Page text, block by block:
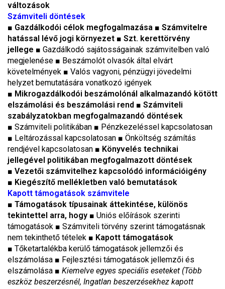
változások
Számviteli döntések
■ Gazdálkodói célok megfogalmazása ■ Számvitelre
hatással lévő jogi környezet ■ Szt. kerettörvény
jellege ■ Gazdálkodó sajátosságainak számvitelben való
megjelenése ■ Beszámolót olvasók által elvárt
követelmények ■ Valós vagyoni, pénzügyi jövedelmi
helyzet bemutatására vonatkozó igények
■ Mikrogazdálkodói beszámolónál alkalmazandó kötött
elszámolási és beszámolási rend ■ Számviteli
szabályzatokban megfogalmazandó döntések
■ Számviteli politikában ■ Pénzkezeléssel kapcsolatosan
■ Leltározással kapcsolatosan ■ Önköltség számítás
rendjével kapcsolatosan ■ Könyvelés technikai
jellegével politikában megfogalmazott döntések
■ Vezetői számvitelhez kapcsolódó információigény
■ Kiegészítő mellékletben való bemutatások
Kapott támogatások számvitele
■ Támogatások típusainak áttekintése, különös
tekintettel arra, hogy ■ Uniós előírások szerinti
támogatások ■ Számviteli törvény szerint támogatásnak
nem tekinthető tételek ■ Kapott támogatások
■ Tőketartalékba kerülő támogatások jellemzői és
elszámolása ■ Fejlesztési támogatások jellemzői és
elszámolása ■ Kiemelve egyes speciális eseteket (Több
eszköz beszerzésnél, Ingatlan beszerzésekhez kapott